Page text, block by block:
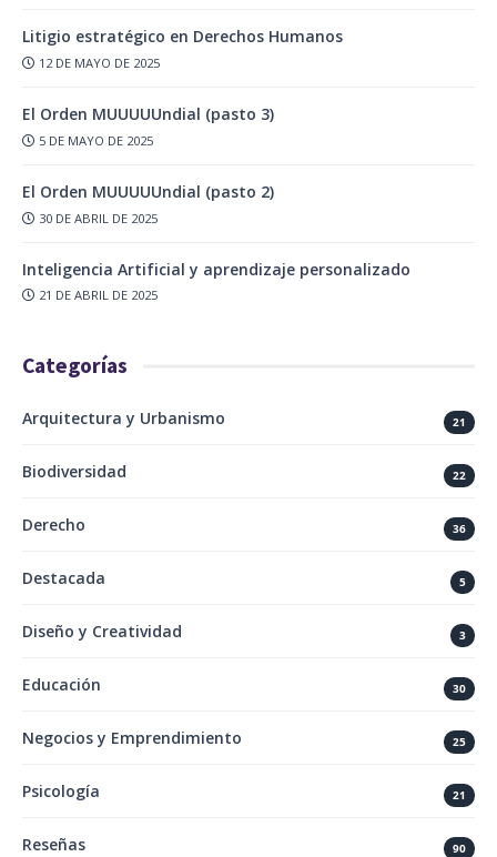
Litigio estratégico en Derechos Humanos
12 DE MAYO DE 2025
El Orden MUUUUUndial (pasto 3)
5 DE MAYO DE 2025
El Orden MUUUUUndial (pasto 2)
30 DE ABRIL DE 2025
Inteligencia Artificial y aprendizaje personalizado
21 DE ABRIL DE 2025
Categorías
Arquitectura y Urbanismo 21
Biodiversidad 22
Derecho 36
Destacada 5
Diseño y Creatividad 3
Educación 30
Negocios y Emprendimiento 25
Psicología 21
Reseñas 90